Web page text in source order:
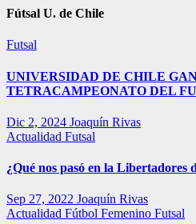
Fútsal U. de Chile
Futsal
UNIVERSIDAD DE CHILE
TETRACAMPEONATO DEL
Dic 2, 2024 Joaquín Rivas
Actualidad Futsal
¿Qué nos pasó en la Libertadores
Sep 27, 2022 Joaquín Rivas
Actualidad Fútbol Femenino Futsal